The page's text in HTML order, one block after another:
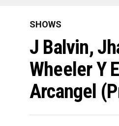
SHOWS
J Balvin,
Wheeler Y
Arcangel